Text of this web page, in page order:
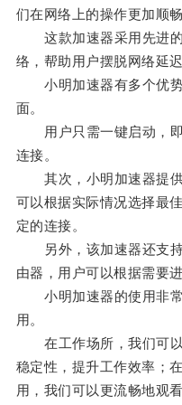
们在网络上的操作更加顺畅
这款加速器采用先进的
络，帮助用户摆脱网络延
小明加速器有多个优势
面。
用户只需一键启动，即
连接。
其次，小明加速器提供
可以根据实际情况选择最
定的连接。
另外，该加速器还支持
由器，用户可以根据需要进
小明加速器的使用非常
用。
在工作场所，我们可以
稳定性，提升工作效率；
用，我们可以更流畅地观